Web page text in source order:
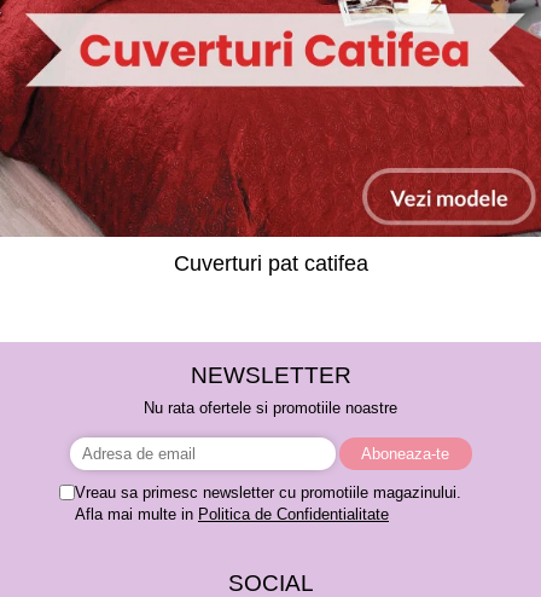
Cuverturi pat catifea
NEWSLETTER
Nu rata ofertele si promotiile noastre
Vreau sa primesc newsletter cu promotiile magazinului.
Afla mai multe in Politica de Confidentialitate
SOCIAL